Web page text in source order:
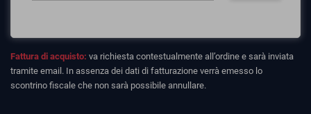
Fattura di acquisto: va richiesta contestualmente all’ordine e sarà inviata
tramite email. In assenza dei dati di fatturazione verrà emesso lo
scontrino fiscale che non sarà possibile annullare.